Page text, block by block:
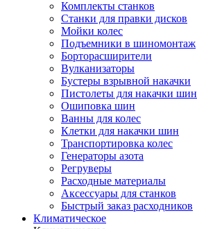
Комплекты станков
Станки для правки дисков
Мойки колес
Подъемники в шиномонтаж
Борторасширители
Вулканизаторы
Бустеры взрывной накачки
Пистолеты для накачки шин
Ошиповка шин
Ванны для колес
Клетки для накачки шин
Транспортировка колес
Генераторы азота
Регруверы
Расходные материалы
Аксессуары для станков
Быстрый заказ расходников
Климатическое